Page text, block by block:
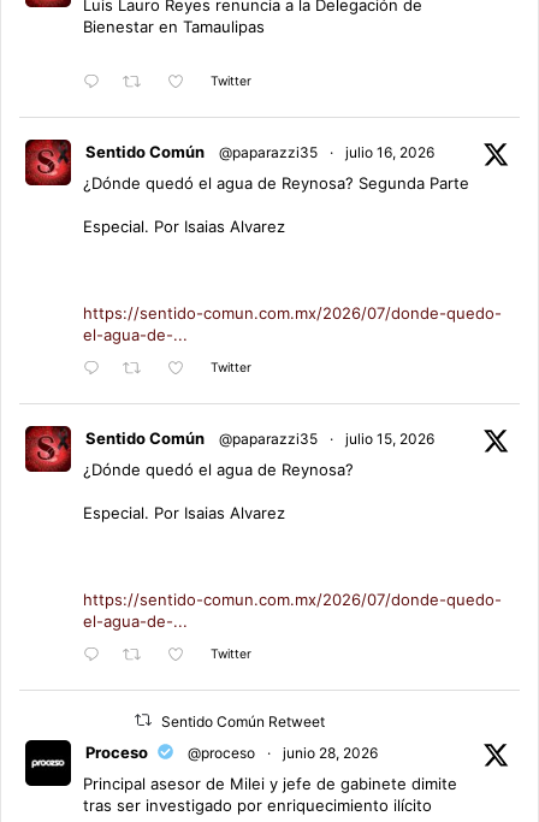
Luis Lauro Reyes renuncia a la Delegación de
Bienestar en Tamaulipas
Twitter
Sentido Común @paparazzi35 · julio 16, 2026
¿Dónde quedó el agua de Reynosa? Segunda Parte
Especial. Por Isaias Alvarez
https://sentido-comun.com.mx/2026/07/donde-quedo-
el-agua-de-...
Twitter
Sentido Común @paparazzi35 · julio 15, 2026
¿Dónde quedó el agua de Reynosa?
Especial. Por Isaias Alvarez
https://sentido-comun.com.mx/2026/07/donde-quedo-
el-agua-de-...
Twitter
Sentido Común Retweet
Proceso @proceso · junio 28, 2026
Principal asesor de Milei y jefe de gabinete dimite
tras ser investigado por enriquecimiento ilícito